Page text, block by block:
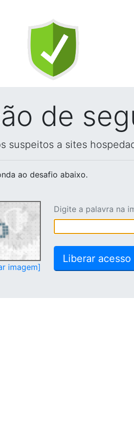
de
suspeitos a sites
ao desafio abaixo.
imagem]
Digite a palavra na